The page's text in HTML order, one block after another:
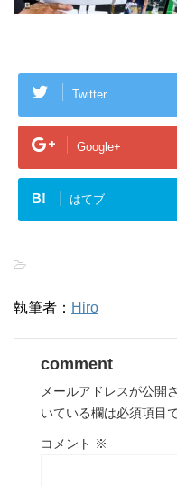
Twitter
Google+
B! はてブ
-
執筆者： Hiro
comment
メールアドレスが公開
いている欄は必須項目
コメント ※